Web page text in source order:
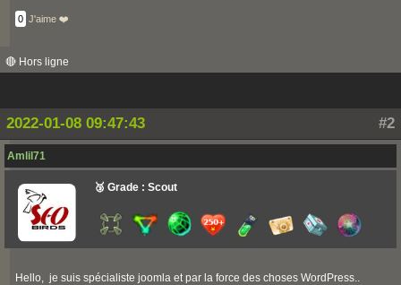
0 J'aime ❤️
🔴 Hors ligne
#2
2022-01-08 09:47:43
Amlil71
🥉 Grade : Scout
Hello, je suis spécialiste joomla et par la force des choses WordPress..